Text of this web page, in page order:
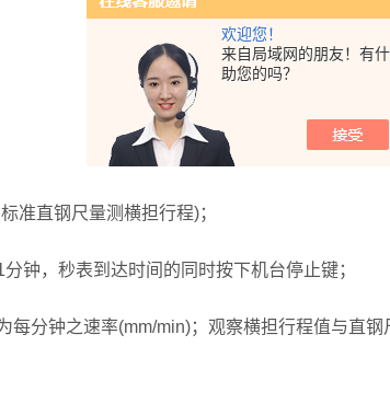
欢迎您！
来自局域网的朋友！有
助您的吗？
直钢尺量测横担行程)；
，秒表到达时间的同时按下机台停止键；
钟之速率(mm/min)；观察横担行程值与直钢